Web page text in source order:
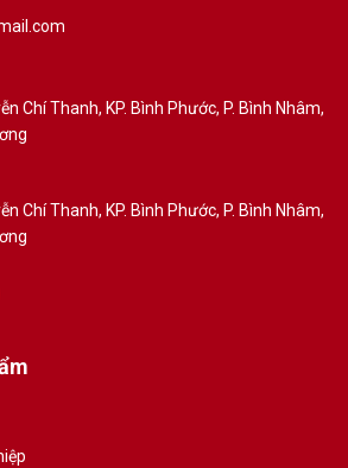
Chí Thanh, KP. Bình Phước, P. Bình Nhâm,
Chí Thanh, KP. Bình Phước, P. Bình Nhâm,